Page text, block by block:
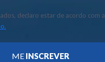
declaro estar de acordo com a
ME INSCREVER